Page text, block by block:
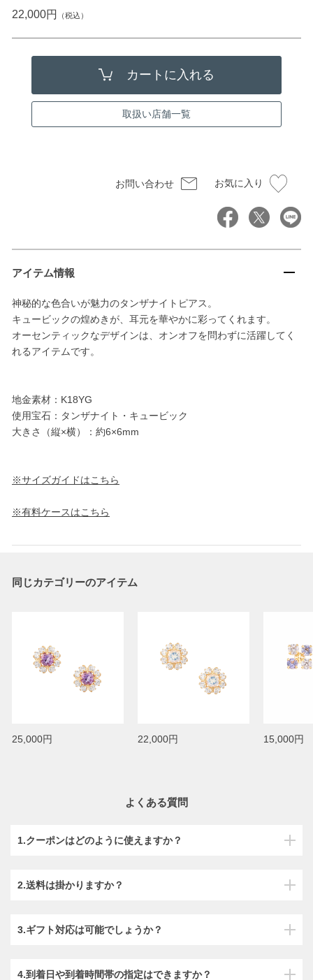
22,000円 （税込）
取扱い店舗一覧
お問い合わせ お気に入り
アイテム情報
神秘的な色合いが魅力のタンザナイトピアス。
キュービックの煌めきが、耳元を華やかに彩ってくれます。
オーセンティックなデザインは、オンオフを問わずに活躍してく
れるアイテムです。
地金素材：K18YG
使用宝石：タンザナイト・キュービック
大きさ（縦×横）：約6×6mm
※サイズガイドはこちら
※有料ケースはこちら
同じカテゴリーのアイテム
25,000円 22,000円 15,000円
よくある質問
1.クーポンはどのように使えますか？
2.送料は掛かりますか？
3.ギフト対応は可能でしょうか？
4.到着日や到着時間帯の指定はできますか？